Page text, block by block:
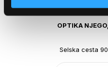
OPTIKA
Selska cesta